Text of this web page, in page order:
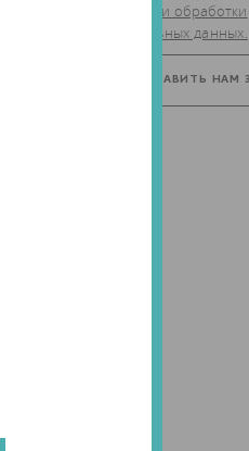
отношении обработки
персональных данных.